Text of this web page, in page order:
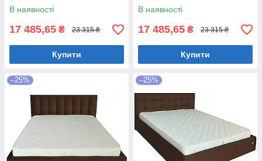
цільнозварною рамою
Коричневий
В наявності
17 485,65 ₴ 23 315 ₴
Купити
цільнозварною рамою
Фіолетовий
В наявності
17 485,65 ₴ 23 315 ₴
Купити
–25% –25%